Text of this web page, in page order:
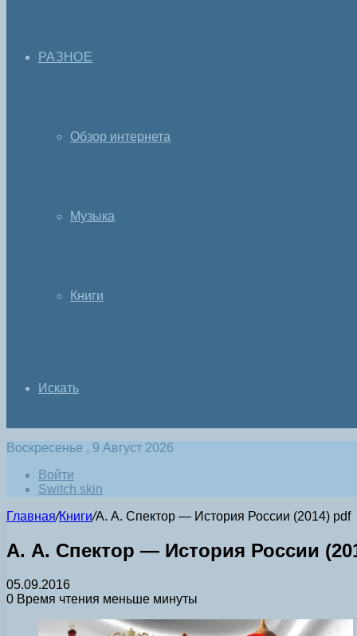
РАЗНОЕ
Обзор интернета
Музыка
Книги
Искать
Воскресенье , 9 Август 2026
Войти
Switch skin
Главная/Книги/А. А. Спектор — История России (2014) pdf
А. А. Спектор — История России
05.09.2016
0 Время чтения меньше минуты